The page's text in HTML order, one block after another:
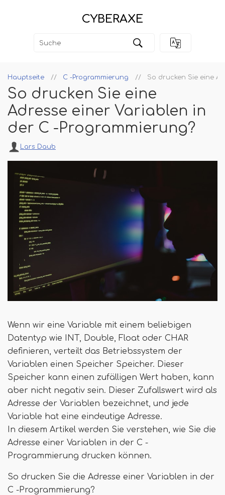
CYBERAXE
Hauptseite C -Programmierung So drucken Sie eine
So drucken Sie eine
Adresse einer Variablen in
der C -Programmierung?
Lars Daub
Wenn wir eine Variable mit einem beliebigen
Datentyp wie INT, Double, Float oder CHAR
definieren, verteilt das Betriebssystem der
Variablen einen Speicher Speicher. Dieser
Speicher kann einen zufälligen Wert haben, kann
aber nicht negativ sein. Dieser Zufallswert wird als
Adresse der Variablen bezeichnet, und jede
Variable hat eine eindeutige Adresse.
In diesem Artikel werden Sie verstehen, wie Sie die
Adresse einer Variablen in der C -
Programmierung drucken können.
So drucken Sie die Adresse einer Variablen in der
C -Programmierung?